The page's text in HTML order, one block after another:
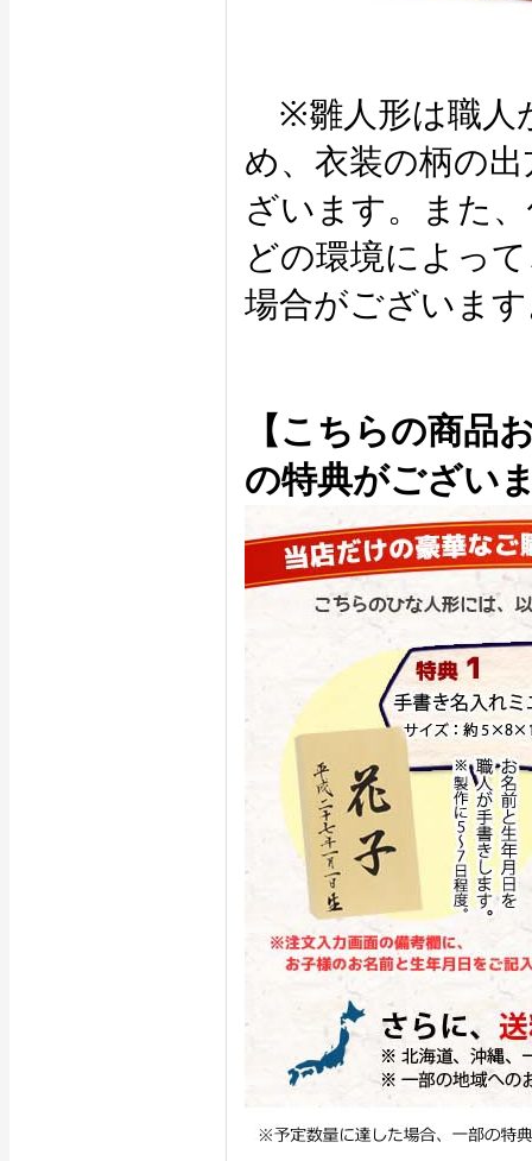
※雛人形は職人
め、衣装の柄の
ざいます。また
どの環境によっ
場合がございま
【こちらの商品
の特典がござい